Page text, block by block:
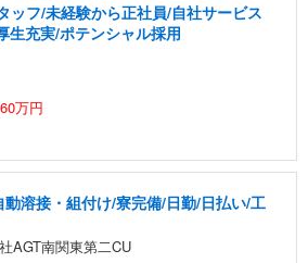
ッフ/未経験から正社員/自社サービス
生充実/ポテンシャル採用
万円
溶接・組付け/寮完備/日勤/日払い/工
AGT南関東第二CU